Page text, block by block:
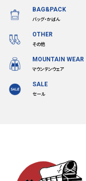
BAG&PACK
バッグ・かばん
OTHER
その他
MOUNTAIN WEAR
マウンテンウェア
SALE
セール